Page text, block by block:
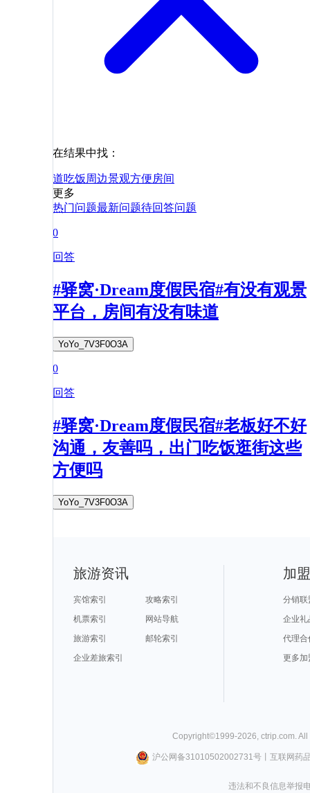
在结果中找：
道吃饭周边景观方便房间
更多
热门问题最新问题待回答问题
0
回答
#驿窝·Dream度假民宿#有没有观景
平台，房间有没有味道
YoYo_7V3F0O3A
0
回答
#驿窝·Dream度假民宿#老板好不好
沟通，友善吗，出门吃饭逛街这些
方便吗
YoYo_7V3F0O3A
旅游资讯
宾馆索引
攻略索引
机票索引
网站导航
旅游索引
邮轮索引
企业差旅索引
加
分销联
企业礼
代理合
更多加
Copyright©1999-2026 ctrip.com .
沪公网备31010502002731号丨 互联网药
违法和不良信息举报